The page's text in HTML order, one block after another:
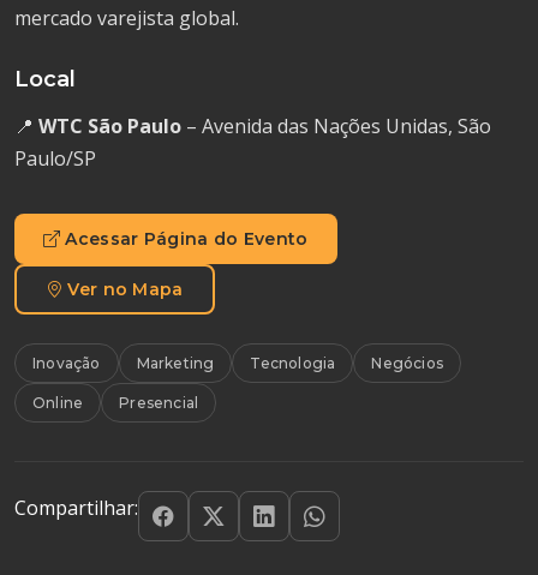
mercado varejista global.
Local
📍 WTC São Paulo – Avenida das Nações Unidas, São
Paulo/SP
Acessar Página do Evento
Ver no Mapa
Inovação Marketing Tecnologia Negócios
Online Presencial
Compartilhar: